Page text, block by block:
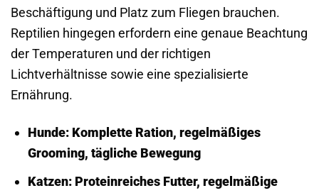
Beschäftigung und Platz zum Fliegen brauchen.
Reptilien hingegen erfordern eine genaue Beachtung
der Temperaturen und der richtigen
Lichtverhältnisse sowie eine spezialisierte
Ernährung.
Hunde: Komplette Ration, regelmäßiges
Grooming, tägliche Bewegung
Katzen: Proteinreiches Futter, regelmäßige